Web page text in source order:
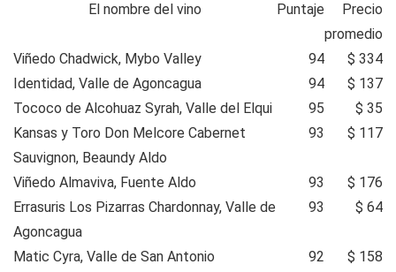
El nombre del vino Puntaje
Precio
promedio
Viñedo Chadwick, Mybo Valley
94
$ 334
Identidad, Valle de Agoncagua
94
$ 137
Tococo de Alcohuaz Syrah, Valle del Elqui
95
$ 35
Kansas y Toro Don Melcore Cabernet
Sauvignon, Beaundy Aldo
93 $ 117
Viñedo Almaviva, Fuente Aldo 93
$ 176
Errasuris Los Pizarras Chardonnay, Valle de
Agoncagua
93 $ 64
Matic Cyra, Valle de San Antonio 92
$ 158